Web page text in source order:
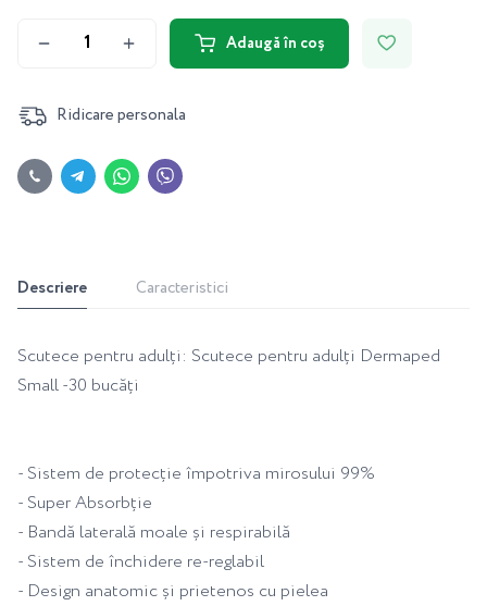
Adaugă în coș
Ridicare personala
Descriere Caracteristici
Scutece pentru adulți: Scutece pentru adulți Dermaped
Small -30 bucăți
- Sistem de protecție împotriva mirosului 99%
- Super Absorbție
- Bandă laterală moale și respirabilă
- Sistem de închidere re-reglabil
- Design anatomic și prietenos cu pielea